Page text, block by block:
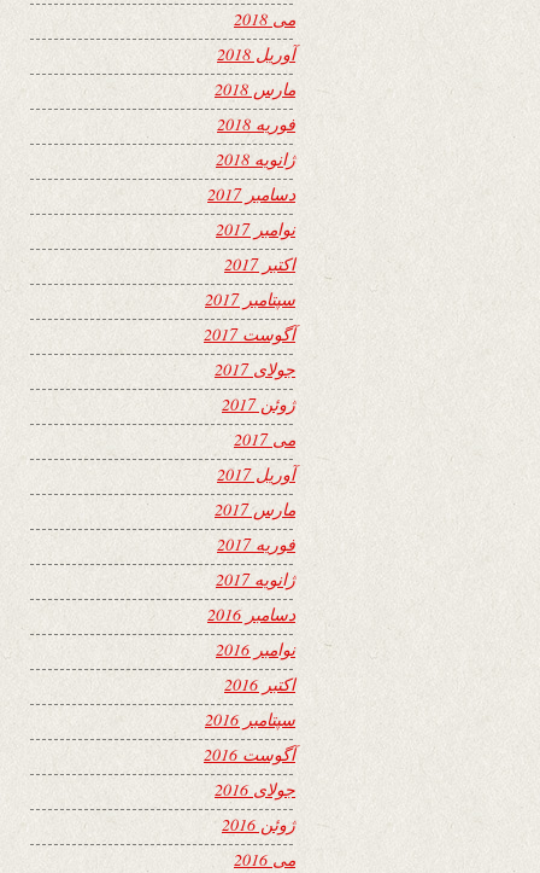
می 2018
آوریل 2018
مارس 2018
فوریه 2018
ژانویه 2018
دسامبر 2017
نوامبر 2017
اکتبر 2017
سپتامبر 2017
آگوست 2017
جولای 2017
ژوئن 2017
می 2017
آوریل 2017
مارس 2017
فوریه 2017
ژانویه 2017
دسامبر 2016
نوامبر 2016
اکتبر 2016
سپتامبر 2016
آگوست 2016
جولای 2016
ژوئن 2016
می 2016